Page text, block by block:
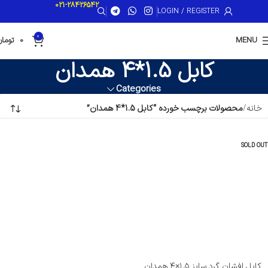
LOGIN / REGISTER
021-28426542
MENU
0
0
کابل 1.5*4 همدان
Categories
خانه محصولات برچسب خورده “کابل 1.5*4 همدان”
SOLD OUT